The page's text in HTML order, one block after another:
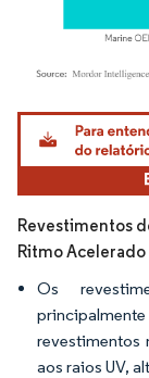
Imagem © Mordor
Revestimentos
Ritmo Acelerado
Os
revestimentos
aos raios UV,